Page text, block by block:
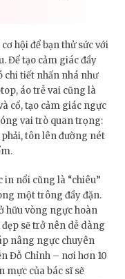
hội để bạn thử sức với
Để tạo cảm giác đầy
chi tiết nhấn nhá như
áo trễ vai cũng là
cổ, tạo cảm giác ngực
vai trò quan trọng:
tôn lên đường nét
in nổi cũng là “chiêu”
một trông đầy đặn.
hữu vòng ngực hoàn
sẽ trở nên dễ dàng
nâng ngực chuyên
Đỗ Chỉnh – nơi hơn 10
mực của bác sĩ sẽ